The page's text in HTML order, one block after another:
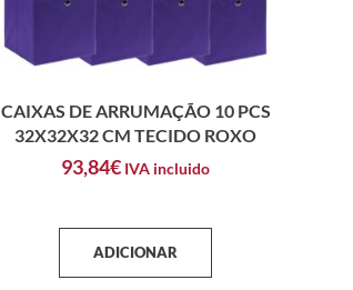
CAIXAS DE ARRUMAÇÃO 10 PCS
32X32X32 CM TECIDO ROXO
93,84€ IVA incluido
ADICIONAR